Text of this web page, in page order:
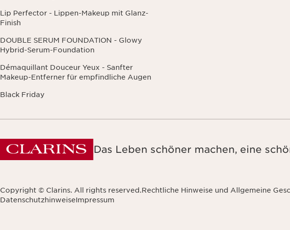
Lip Perfector - Lippen-Makeup mit Glanz-
Finish
DOUBLE SERUM FOUNDATION - Glowy
Hybrid-Serum-Foundation
Démaquillant Douceur Yeux - Sanfter
Makeup-Entferner für empfindliche Augen
Black Friday
Das Leben schöner machen, eine
Copyright © Clarins. All rights reserved.Rechtliche Hinweise und Allgemeine
DatenschutzhinweiseImpressum